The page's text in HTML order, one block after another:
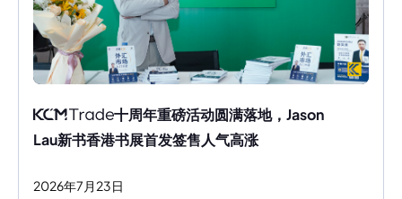
十周年重磅活动圆满落地，Jason
Lau新书香港书展首发签售人气高涨
2026年7 月 23日